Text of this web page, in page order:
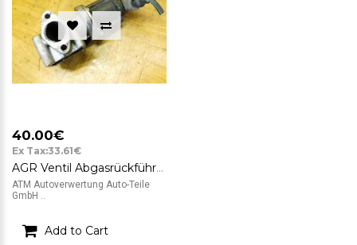
40.00€
Ex Tax:33.61€
AGR Ventil Abgasrückführungsventil Fiat Croma Pierburg 55215031 5.00240.05
ATM Autoverwertung Auto-Teile
GmbH ..
Add to Cart